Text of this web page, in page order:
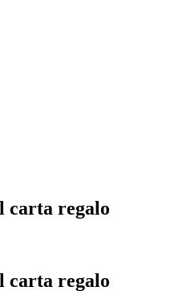
carta regalo
carta regalo